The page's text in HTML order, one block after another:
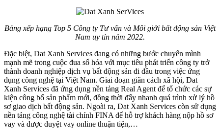
Bảng xếp hạng Top 5 Công ty Tư vấn và Môi giới bất động sản Việt
Nam uy tín năm 2022.
Đặc biệt, Dat Xanh Services đang có những bước chuyển mình
mạnh mẽ trong cuộc đua số hóa với mục tiêu phát triển công ty trở
thành doanh nghiệp dịch vụ bất động sản đi đầu trong việc ứng
dụng công nghệ tại Việt Nam. Giai đoạn giãn cách xã hội, Dat
Xanh Services đã ứng dụng nền tảng Real Agent để tổ chức các sự
kiện công bố sản phẩm mới, đồng thời đẩy nhanh quá trình xử lý hồ
sơ giao dịch bất động sản. Ngoài ra, Dat Xanh Services còn sử dụng
nền tảng công nghệ tài chính FINA để hỗ trợ khách hàng nộp hồ sơ
vay và được duyệt vay online thuận tiện,…